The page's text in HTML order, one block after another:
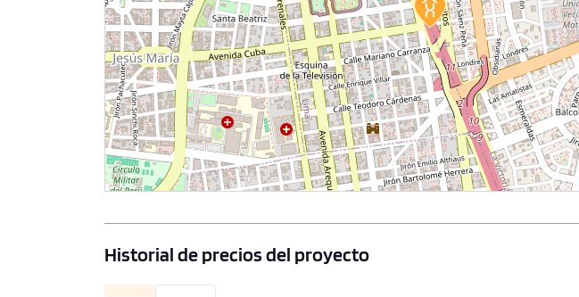
Historial de precios del proyecto